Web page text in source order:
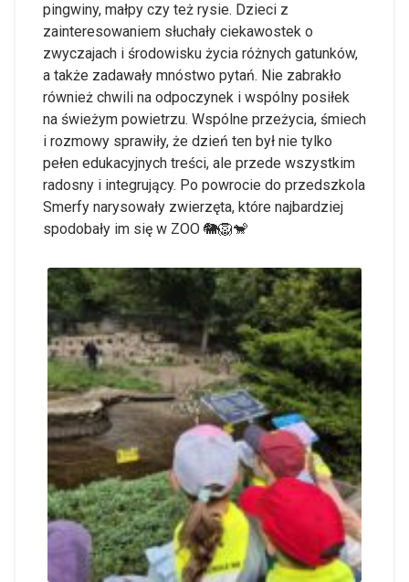
pingwiny, małpy czy też rysie. Dzieci z
zainteresowaniem słuchały ciekawostek o
zwyczajach i środowisku życia różnych gatunków,
a także zadawały mnóstwo pytań. Nie zabrakło
również chwili na odpoczynek i wspólny posiłek
na świeżym powietrzu. Wspólne przeżycia, śmiech
i rozmowy sprawiły, że dzień ten był nie tylko
pełen edukacyjnych treści, ale przede wszystkim
radosny i integrujący. Po powrocie do przedszkola
Smerfy narysowały zwierzęta, które najbardziej
spodobały im się w ZOO 🐘🦁🐒